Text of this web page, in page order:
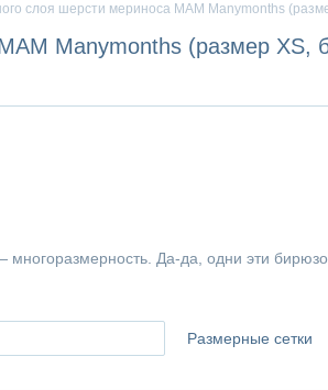
слоя шерсти мериноса MAM Manymonths
Manymonths (размер XS,
Да-да, одни эти
Размерные сетки